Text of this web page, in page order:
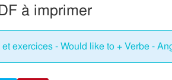
à imprimer
exercices - Would like to + Verbe -